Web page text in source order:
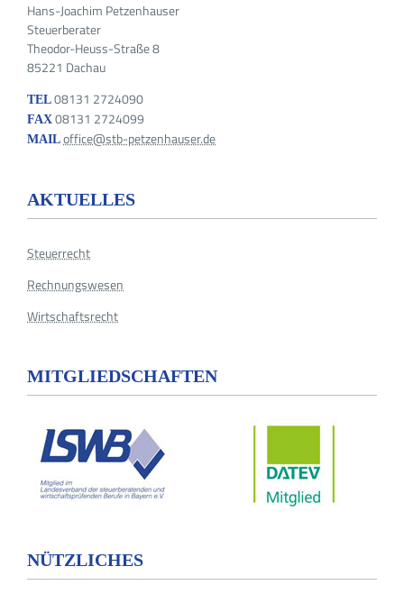
Hans-Joachim Petzenhauser
Steuerberater
Theodor-Heuss-Straße 8
85221 Dachau
TEL 08131 2724090
FAX 08131 2724099
MAIL office@stb-petzenhauser.de
AKTUELLES
Steuerrecht
Rechnungswesen
Wirtschaftsrecht
MITGLIEDSCHAFTEN
NÜTZLICHES